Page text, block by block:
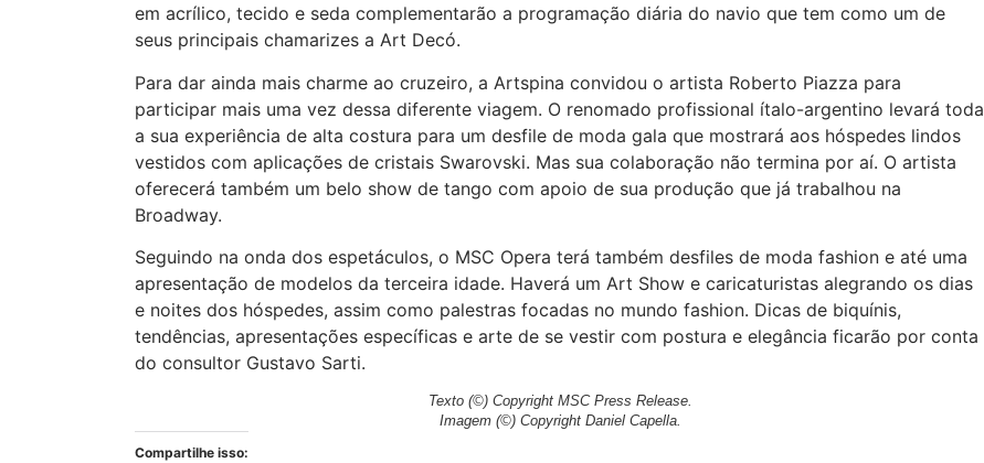
em acrílico, tecido e seda complementarão a programação diária do navio que tem como um de
seus principais chamarizes a Art Decó.
Para dar ainda mais charme ao cruzeiro, a Artspina convidou o artista Roberto Piazza para
participar mais uma vez dessa diferente viagem. O renomado profissional ítalo-argentino levará toda
a sua experiência de alta costura para um desfile de moda gala que mostrará aos hóspedes lindos
vestidos com aplicações de cristais Swarovski. Mas sua colaboração não termina por aí. O artista
oferecerá também um belo show de tango com apoio de sua produção que já trabalhou na
Broadway.
Seguindo na onda dos espetáculos, o MSC Opera terá também desfiles de moda fashion e até uma
apresentação de modelos da terceira idade. Haverá um Art Show e caricaturistas alegrando os dias
e noites dos hóspedes, assim como palestras focadas no mundo fashion. Dicas de biquínis,
tendências, apresentações específicas e arte de se vestir com postura e elegância ficarão por conta
do consultor Gustavo Sarti.
Texto (©) Copyright MSC Press Release.
Imagem (©) Copyright Daniel Capella.
Compartilhe isso: